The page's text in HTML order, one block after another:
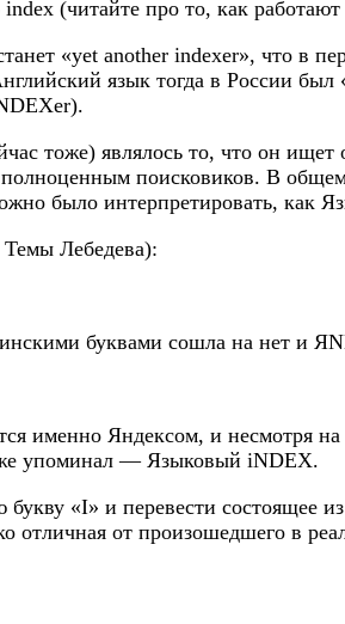
(читайте про то, как
«yet another indexer», что в
язык тогда в России
тоже) являлось то, что он
полноценным поисковиков. В
было интерпретировать, как
Темы Лебедева):
буквами сошла на нет и
именно Яндексом, и несмотря
упоминал — Языковый iNDEX.
«I» и перевести состоящее
от произошедшего в